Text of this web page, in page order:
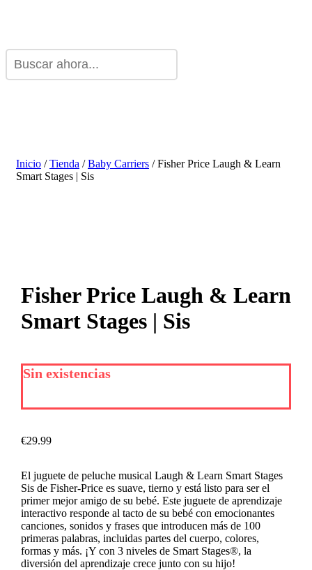
Inicio /Tienda /Baby Carriers / Fisher Price Laugh & Learn
Smart Stages | Sis
Fisher Price Laugh & Learn
Smart Stages | Sis
€29.99
El juguete de peluche musical Laugh & Learn Smart Stages
Sis de Fisher-Price es suave, tierno y está listo para ser el
primer mejor amigo de su bebé. Este juguete de aprendizaje
interactivo responde al tacto de su bebé con emocionantes
canciones, sonidos y frases que introducen más de 100
primeras palabras, incluidas partes del cuerpo, colores,
formas y más. ¡Y con 3 niveles de Smart Stages®, la
diversión del aprendizaje crece junto con su hijo!
Sin existencias